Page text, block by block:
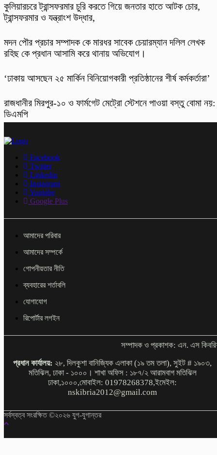
কুলিয়ারচরে ট্রান্সফরমার চুরি করতে গিয়ে জনতার হাতে আটক চোর,
ট্রান্সফরমার ও যন্ত্রাংশ উদ্ধার,
মদন পৌর প্রচার সম্পাদক কে মারধর সাবেক চেয়ারম্যান দলিল লেখক
রহিছ কে প্রধান আসামি করে থানায় অভিযোগ।
‘ঢাকায় আসছেন ২৫ মার্কিন বিনিয়োগকারী প্রতিষ্ঠানের শীর্ষ কর্মকর্তারা’
রাজধানীর মিরপুর-১০ ও ফার্মগেট মেট্রো স্টেশনে পাওয়া বস্তু বোমা নয়:
ডিএমপি
Facebook
Twitter
Linkedin
Instagram
Youtube
Google Plus
আমাদের পরিবার
আমাদের সম্পর্কে
গোপনীয়তার নীতি
ব্যবহারের শর্তাবলি
যোগাযোগ
রিপোর্টার লগইন
সম্পাদক ও প্রকাশক: এন. এস
প্রধান কার্যালয়: ২৮, দিলকুশা বানিজ্যিক এলাকা (১৯ তম তলা), সুইট # ১৯০৩,
মতিঝিল, ঢাকা - ১০০০। শাখা অফিস : ১৮৭/২ আরামবাগ মতিঝিল
ঢাকা,১০০০,মোবাইল: 01978268378,ইমেইল:
nskibria2012@gmail.com
সর্বস্বত্ব সংরক্ষিত ©২০২৬ যুগ-যুগান্তর